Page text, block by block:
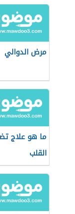
مرض الدوالي
ما هو علاج
القلب